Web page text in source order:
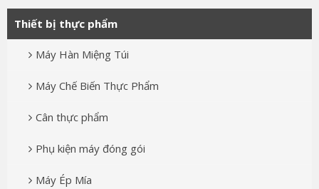
Thiết bị thực phẩm
Máy Hàn Miệng Túi
Máy Chế Biến Thực Phẩm
Cân thực phẩm
Phụ kiện máy đóng gói
Máy Ép Mía